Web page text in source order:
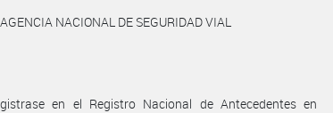
NACIONAL DE SEGURIDAD VIAL
en el Registro Nacional de Antecedentes en